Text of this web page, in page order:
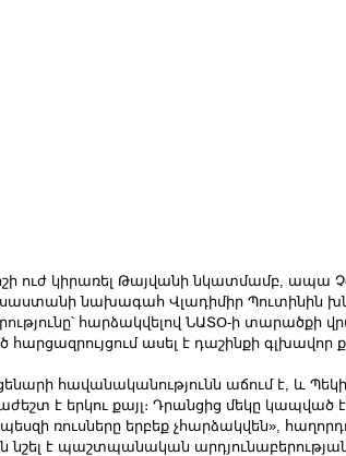
ուժ կիրառել Թայվանի նկատմամբ, ապա
նախագահ Վլադիմիր Պուտինին
հարձակվելով ՆԱՏՕ-ի տարածքի
հարցազրույցում ասել է դաշինքի
հավանականությունն աճում է, և
է երկու քայլ։ Դրանցից մեկը կապված
ռուսները երբեք չհարձակվեն»,
նշել է պաշտպանական